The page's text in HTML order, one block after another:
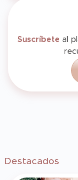
Suscríbete al
Destacados